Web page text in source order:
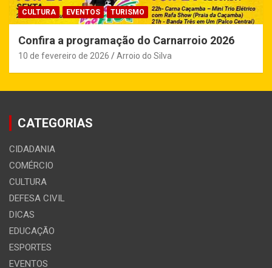
CULTURA EVENTOS TURISMO
Confira a programação do Carnarroio 2026
10 de fevereiro de 2026 Arroio do Silva
CATEGORIAS
CIDADANIA
COMÉRCIO
CULTURA
DEFESA CIVIL
DICAS
EDUCAÇÃO
ESPORTES
EVENTOS